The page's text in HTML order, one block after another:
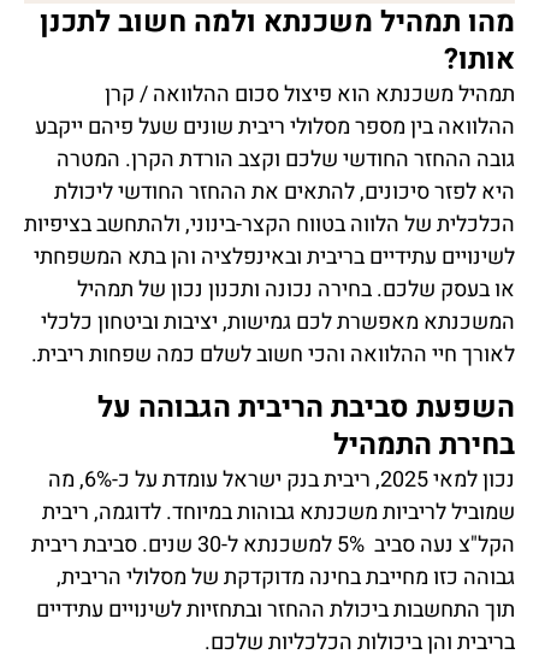
מהו תמהיל משכנתא ולמה חשוב לתכנן
אותו?
תמהיל משכנתא הוא פיצול סכום ההלוואה / קרן
ההלוואה בין מספר מסלולי ריבית שונים שעל פיהם ייקבע
גובה ההחזר החודשי שלכם וקצב הורדת הקרן. המטרה
היא לפזר סיכונים, להתאים את ההחזר החודשי ליכולת
הכלכלית של הלווה בטווח הקצר-בינוני, ולהתחשב בציפיות
לשינויים עתידיים בריבית ובאינפלציה והן בתא המשפחתי
או בעסק שלכם. בחירה נכונה ותכנון נכון של תמהיל
המשכנתא מאפשרת לכם גמישות, יציבות וביטחון כלכלי
לאורך חיי ההלוואה והכי חשוב לשלם כמה שפחות ריבית.
השפעת סביבת הריבית הגבוהה על
בחירת התמהיל
נכון למאי 2025, ריבית בנק ישראל עומדת על כ-6%, מה
שמוביל לריביות משכנתא גבוהות במיוחד. לדוגמה, ריבית
הקל"צ נעה סביב 5% למשכנתא ל-30 שנים. סביבת ריבית
גבוהה כזו מחייבת בחינה מדוקדקת של מסלולי הריבית,
תוך התחשבות ביכולת ההחזר ובתחזיות לשינויים עתידיים
בריבית והן ביכולות הכלכליות שלכם.